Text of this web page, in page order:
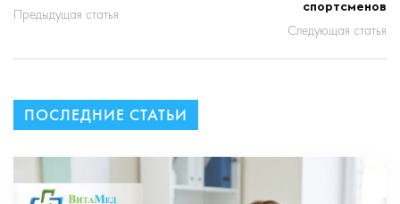
Предыдущая статья
спортсменов
Следующая статья
ПОСЛЕДНИЕ СТАТЬИ